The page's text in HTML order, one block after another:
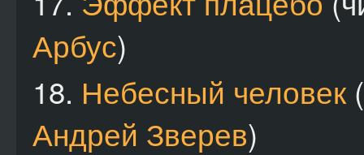
Арбус)
18. Небесный человек
Андрей Зверев)